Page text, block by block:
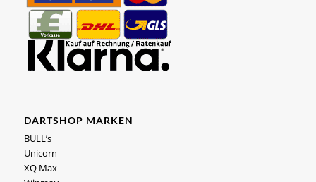
DARTSHOP MARKEN
BULL’s
Unicorn
XQ Max